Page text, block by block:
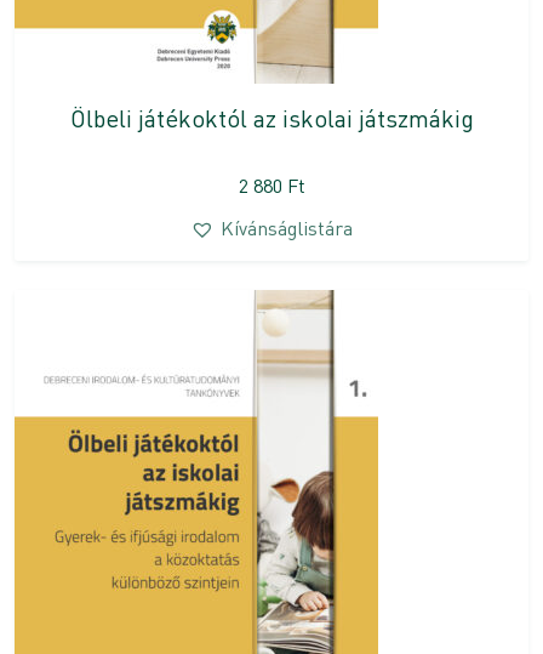
Ölbeli játékoktól az iskolai játszmákig
2 880 Ft
Kívánságlistára